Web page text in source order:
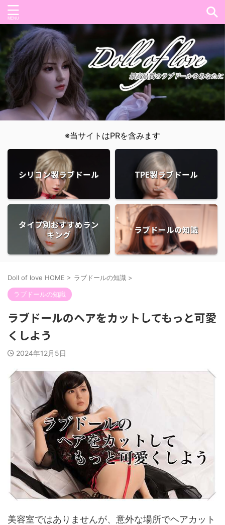
※当サイトはPRを含みます
シリコン製ラブドール TPE製ラブドール
タイプ別おすすめラン
キング
ラブドールの知識
Doll of love HOME > ラブドールの知識 >
ラブドールの知識
ラブドールのヘアをカットしてもっと可愛
くしよう
2024年12月5日
美容室ではありませんが、意外な場所でヘアカット